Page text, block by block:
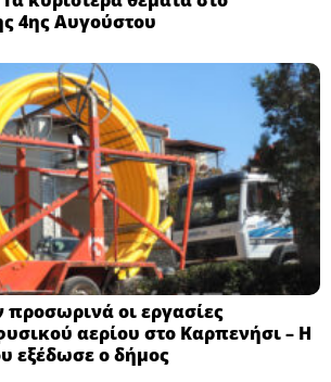
4ης Αυγούστου
προσωρινά οι εργασίες
αερίου στο Καρπενήσι – Η
εξέδωσε ο δήμος